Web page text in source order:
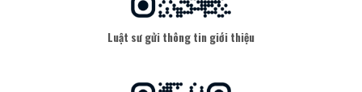
Luật sư gửi thông tin giới thiệu